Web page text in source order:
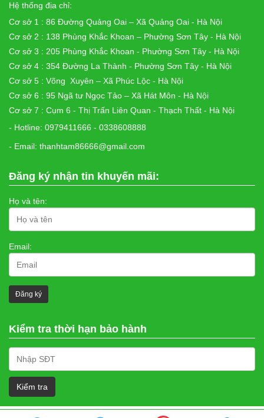
Hệ thống địa chỉ:
Cơ sở 1 : 86 Đường Quảng Oai – Xã Quảng Oai - Hà Nội
Cơ sở 2 : 138 Phùng Khắc Khoan – Phường Sơn Tây - Hà Nội
Cơ sở 3 : 205 Phùng Khắc Khoan - Phường Sơn Tây - Hà Nội
Cơ sở 4 : 354 Đường La Thành - Phường Sơn Tây - Hà Nội
Cơ sở 5 : Võng Xuyên – Xã Phúc Lộc - Hà Nội
Cơ sở 6 : 95 Ngã tư Ngọc Tảo – Xã Hát Môn - Hà Nội
Cơ sở 7 : Cụm 6 - Thị Trấn Liên Quan - Thạch Thất - Hà Nội
- Hotline: 0979411666 - 0338608888
- Email: thanhtam86666@gmail.com
Đăng ký nhận tin khuyến mãi:
Họ và tên:
Email:
Kiểm tra thời hạn bảo hành